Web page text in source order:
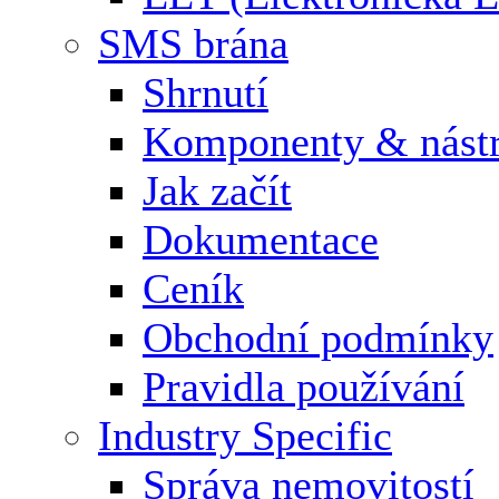
SMS brána
Shrnutí
Komponenty &
Jak začít
Dokumentace
Ceník
Obchodní podmínky
Pravidla používání
Industry Specific
Správa nemovitostí